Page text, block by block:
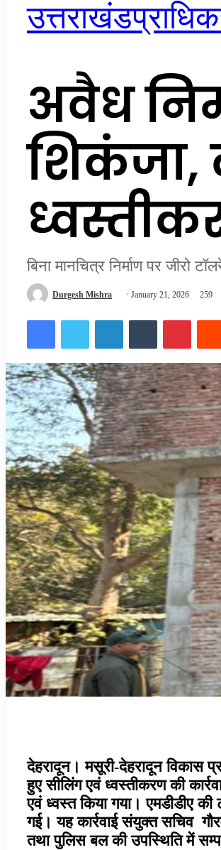
उत्तराखंड
अवैध
शिकंजा,
बिना मानचित्र निर्माण पर जीरो
Durgesh Mishra
Send January 21, 2026 259
FacebookTwitter LinkedInTumblr
देहरादून। मसूरी-देहरादून विकास
हुए सीलिंग एवं ध्वस्तीकरण की
एवं ध्वस्त किया गया। एमडीडीए की
गई। यह कार्रवाई संयुक्त सचिव
तथा पुलिस बल की उपस्थिति में